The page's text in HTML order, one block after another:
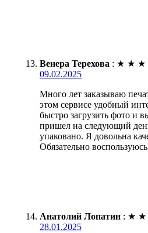
Венера Терехова : ★ ★ ★
09.02.2025
Много лет заказываю
этом сервисе удобный
быстро загрузить фото и
пришел на следующий
упаковано. Я довольна
Обязательно
Анатолий Лопатин : ★ ★
28.01.2025